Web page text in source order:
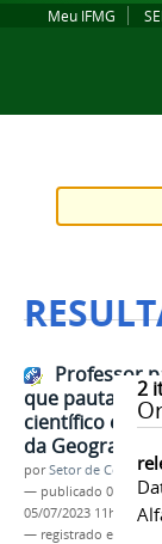
Meu IFMG
2
Professor
que pauta o
científico e
da Geografia
porSetor de
— publicado 05/07/
05/07/2023 11h18
— registrado em: